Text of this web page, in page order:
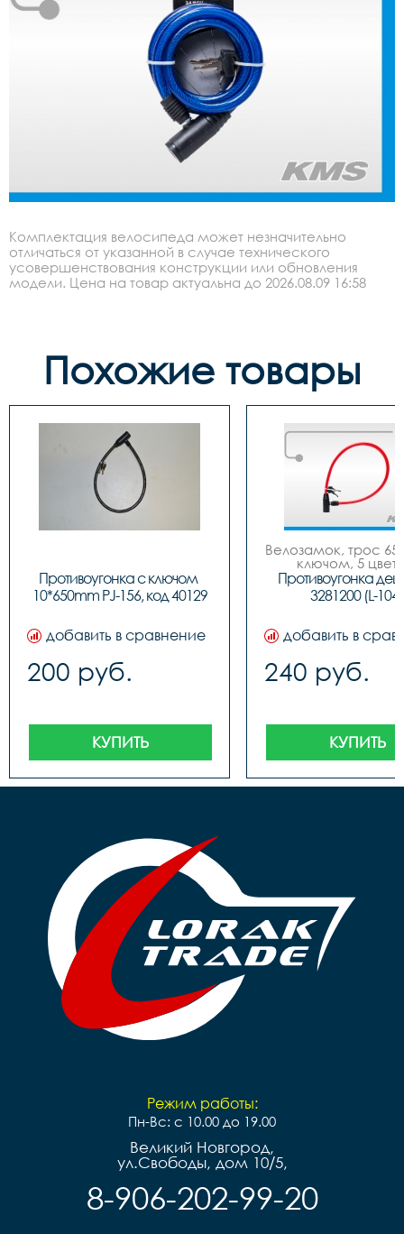
Комплектация велосипеда может незначительно
отличаться от указанной в случае технического
усовершенствования конструкции или обновления
модели. Цена на товар актуальна до 2026.08.09 16:58
Похожие товары
Противоугонка с ключом
10*650mm PJ-156, код 40129
добавить в сравнение
200 руб.
КУПИТЬ
Велозамок, трос
ключом, 5
Противоугонка
3281200 (L-104)
добавить в
240 руб.
КУПИТЬ
Режим работы:
Пн-Вс: с 10.00 до 19.00
Великий Новгород,
ул.Свободы, дом 10/5,
8-906-202-99-20